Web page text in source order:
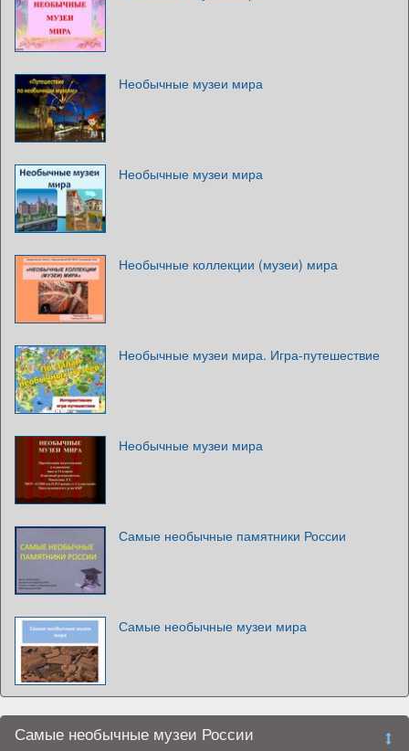
Необычные музеи мира
Необычные музеи мира
Необычные коллекции (музеи) мира
Необычные музеи мира. Игра-путешествие
Необычные музеи мира
Самые необычные памятники России
Самые необычные музеи мира
Самые необычные музеи России